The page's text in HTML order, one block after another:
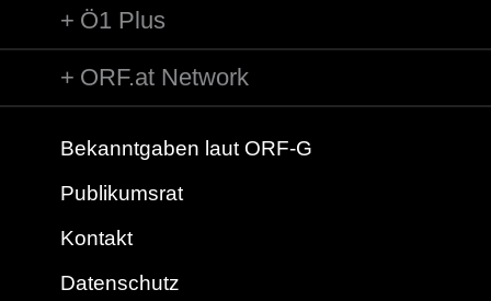
Ö1 Plus
ORF.at Network
Bekanntgaben laut ORF-G
Publikumsrat
Kontakt
Datenschutz